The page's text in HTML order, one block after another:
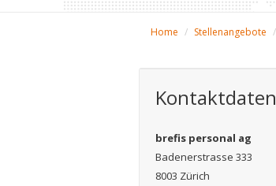
Home Stellenangebote
Kontaktdaten
brefis personal ag
Badenerstrasse 333
8003 Zürich